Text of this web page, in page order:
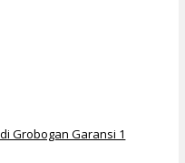
Grobogan Garansi 1